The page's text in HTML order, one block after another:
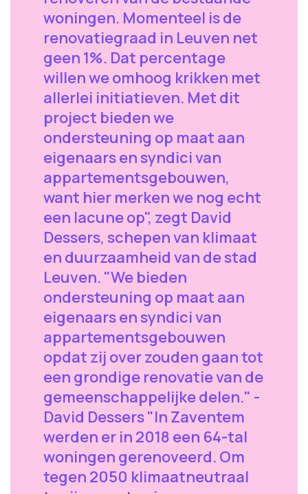
woningen. Momenteel is de
renovatiegraad in Leuven net
geen 1%. Dat percentage
willen we omhoog krikken met
allerlei initiatieven. Met dit
project bieden we
ondersteuning op maat aan
eigenaars en syndici van
appartementsgebouwen,
want hier merken we nog echt
een lacune op", zegt David
Dessers, schepen van klimaat
en duurzaamheid van de stad
Leuven. "We bieden
ondersteuning op maat aan
eigenaars en syndici van
appartementsgebouwen
opdat zij over zouden gaan tot
een grondige renovatie van de
gemeenschappelijke delen." -
David Dessers "In Zaventem
werden er in 2018 een 64-tal
woningen gerenoveerd. Om
tegen 2050 klimaatneutraal